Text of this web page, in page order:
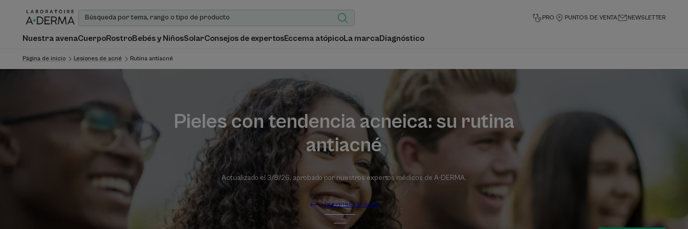
PRO PUNTOS DE VENTA NEWSLETTER
Nuestra avenaCuerpoRostroBebés y NiñosSolarConsejos de expertosEccema atópicoLa marcaDiagnóstico
Página de inicio Lesiones de acné Rutina antiacné
Pieles con tendencia acneica: su rutina
antiacné
Actualizado el 3/8/26, aprobado por nuestros expertos médicos de A-DERMA.
Lesiones de acné